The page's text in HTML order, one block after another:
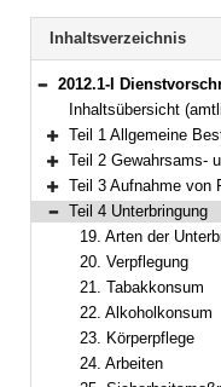
letzten
Suche
Navigation
Inhaltsverzeichnis
Bereich reduzieren
2012.1-I Dienstvorschrift für die Einrichtung und Benutzung von Gewahrsamsräumen der Bayerischen Polizei
Inhaltsübersicht
Bereich erweitern
Teil 1 Allgemeine
Bereich erweitern
Teil 2 Gewahrsams-
Bereich erweitern
Teil 3 Aufnahme von
Bereich reduzieren
Teil 4 Unterbringung
19. Arten der
20. Verpflegung
21. Tabakkonsum
22. Alkoholkonsum
23. Körperpflege
24. Arbeiten